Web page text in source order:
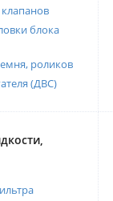
блока
роликов
(ДВС)